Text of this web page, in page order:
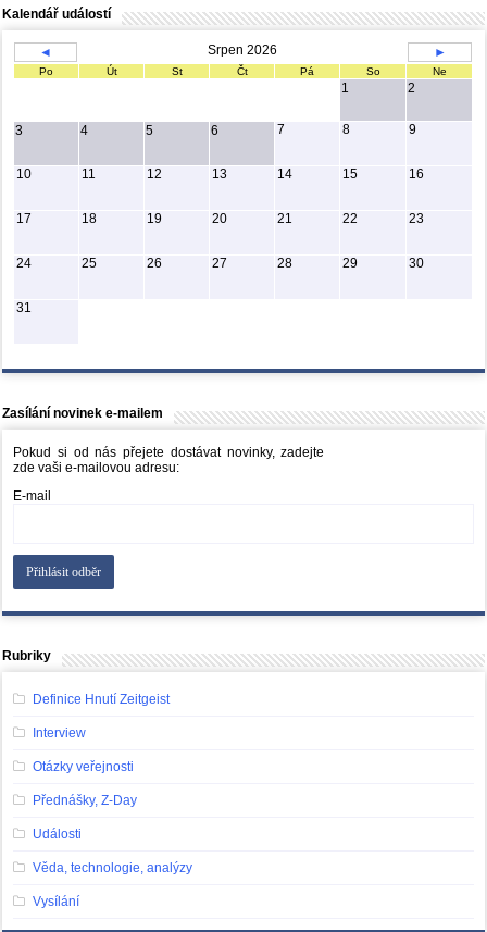
Kalendář událostí
◄ Srpen 2026 ►
Po Út St Čt Pá So Ne
1 2
3 4 5 6 7 8 9
10 11 12 13 14 15 16
17 18 19 20 21 22 23
24 25 26 27 28 29 30
31
Zasílání novinek e-mailem
Pokud si od nás přejete dostávat novinky, zadejte
zde vaši e-mailovou adresu:
E-mail
Rubriky
Definice Hnutí Zeitgeist
Interview
Otázky veřejnosti
Přednášky, Z-Day
Události
Věda, technologie, analýzy
Vysílání